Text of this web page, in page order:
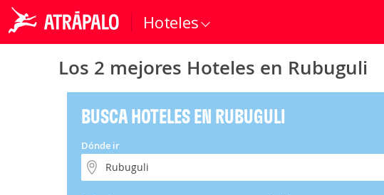
Hoteles
Los 2 mejores Hoteles en Rubuguli
BUSCA HOTELES EN RUBUGULI
Dónde ir